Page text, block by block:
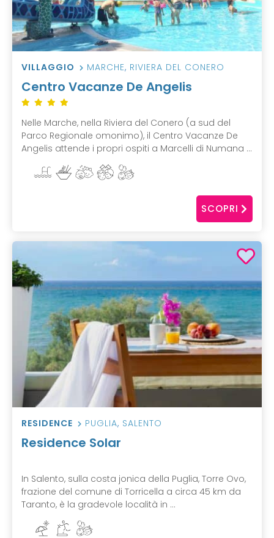
VILLAGGIO MARCHE, RIVIERA DEL CONERO
Centro Vacanze De Angelis
Nelle Marche, nella Riviera del Conero (a sud del
Parco Regionale omonimo), il Centro Vacanze De
Angelis attende i propri ospiti a Marcelli di Numana ...
SCOPRI
RESIDENCE PUGLIA, SALENTO
Residence Solar
In Salento, sulla costa jonica della Puglia, Torre Ovo,
frazione del comune di Torricella a circa 45 km da
Taranto, è la gradevole località in ...